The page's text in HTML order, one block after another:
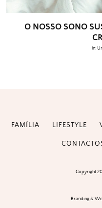
O NOSSO SONO
in:
FAMÍLIA LIFESTYLE
Copyright
Branding &